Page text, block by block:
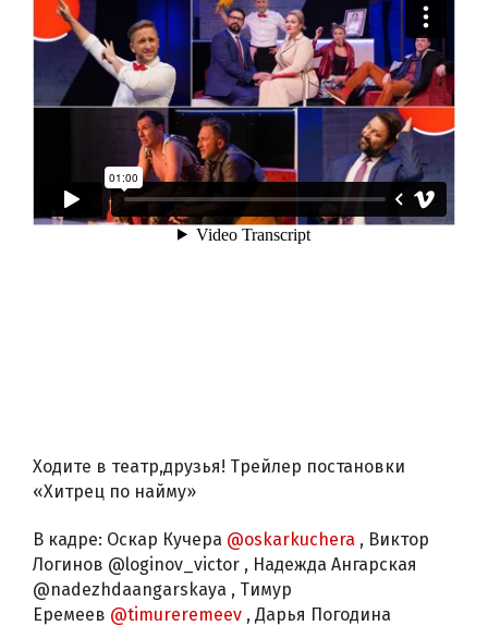
Ходите в театр,друзья! Трейлер постановки
«Хитрец по найму»
В кадре: Оскар Кучера @oskarkuchera , Виктор
Логинов @loginov_victor , Надежда Ангарская
@nadezhdaangarskaya , Тимур
Еремеев @timureremeev , Дарья Погодина